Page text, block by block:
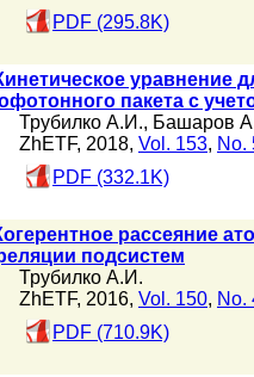
PDF (295.8K)
уравнение
пакета с
Трубилко А.И., Башаров
ZhETF, 2018, Vol. 153, No.
PDF (332.1K)
рассеяние
подсистем
Трубилко А.И.
ZhETF, 2016, Vol. 150, No.
PDF (710.9K)